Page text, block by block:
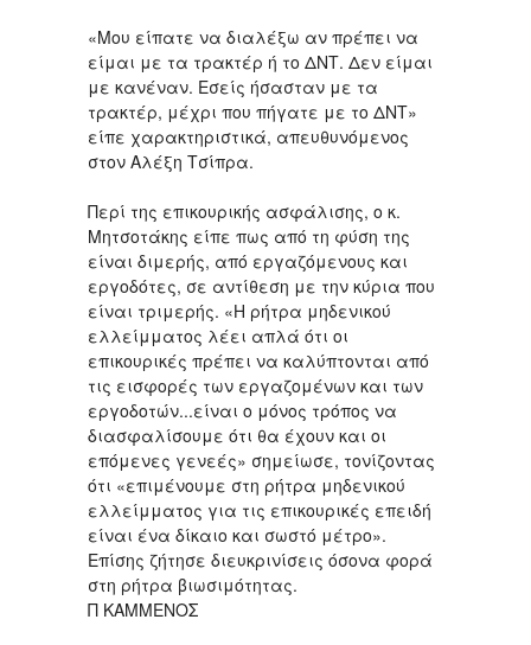
«Μου είπατε να διαλέξω αν πρέπει να
είμαι με τα τρακτέρ ή το ΔΝΤ. Δεν είμαι
με κανέναν. Εσείς ήσασταν με τα
τρακτέρ, μέχρι που πήγατε με το ΔΝΤ»
είπε χαρακτηριστικά, απευθυνόμενος
στον Αλέξη Τσίπρα.
Περί της επικουρικής ασφάλισης, ο κ.
Μητσοτάκης είπε πως από τη φύση της
είναι διμερής, από εργαζόμενους και
εργοδότες, σε αντίθεση με την κύρια που
είναι τριμερής. «Η ρήτρα μηδενικού
ελλείμματος λέει απλά ότι οι
επικουρικές πρέπει να καλύπτονται από
τις εισφορές των εργαζομένων και των
εργοδοτών...είναι ο μόνος τρόπος να
διασφαλίσουμε ότι θα έχουν και οι
επόμενες γενεές» σημείωσε, τονίζοντας
ότι «επιμένουμε στη ρήτρα μηδενικού
ελλείμματος για τις επικουρικές επειδή
είναι ένα δίκαιο και σωστό μέτρο».
Επίσης ζήτησε διευκρινίσεις όσονα φορά
στη ρήτρα βιωσιμότητας.
Π ΚΑΜΜΕΝΟΣ